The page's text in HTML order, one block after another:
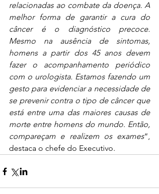
relacionadas ao combate da doença. A
melhor forma de garantir a cura do
câncer é o diagnóstico precoce.
Mesmo na ausência de sintomas,
homens a partir dos 45 anos devem
fazer o acompanhamento periódico
com o urologista. Estamos fazendo um
gesto para evidenciar a necessidade de
se prevenir contra o tipo de câncer que
está entre uma das maiores causas de
morte entre homens do mundo. Então,
compareçam e realizem os exames”,
destaca o chefe do Executivo.